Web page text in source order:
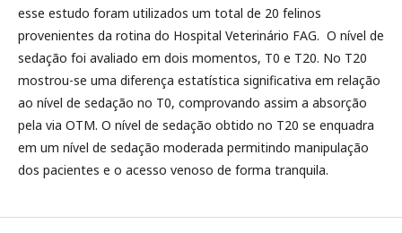
esse estudo foram utilizados um total de 20 felinos
provenientes da rotina do Hospital Veterinário FAG. O nível de
sedação foi avaliado em dois momentos, T0 e T20. No T20
mostrou-se uma diferença estatística significativa em relação
ao nível de sedação no T0, comprovando assim a absorção
pela via OTM. O nível de sedação obtido no T20 se enquadra
em um nível de sedação moderada permitindo manipulação
dos pacientes e o acesso venoso de forma tranquila.